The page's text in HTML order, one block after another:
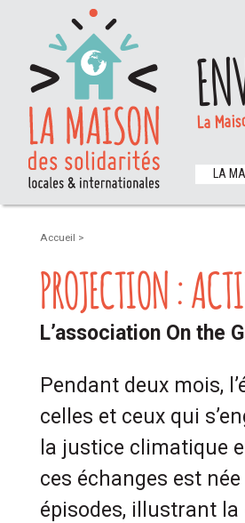
La
LA
Accueil >
PROJECTION :
L’association On the
Pendant deux mois,
celles et ceux qui
la justice climatique
ces échanges est
épisodes, illustrant la